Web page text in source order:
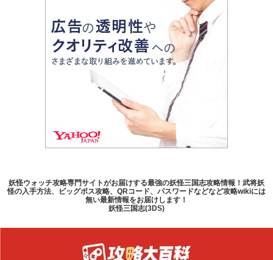
妖怪ウォッチ攻略専門サイトがお届けする最強の妖怪三国志攻略情報！武将妖
怪の入手方法、ビッグボス攻略、QRコード、パスワードなどなど攻略wikiには
無い最新情報をお届けします！
妖怪三国志(3DS)